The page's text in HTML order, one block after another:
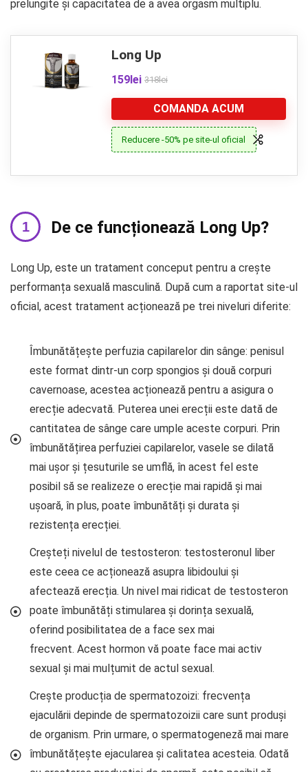
prelungite și capacitatea de a avea orgasm multiplu.
Long Up
159lei 318lei
COMANDA ACUM
Reducere -50% pe site-ul oficial
De ce funcționează Long Up?
Long Up, este un tratament conceput pentru a crește
performanța sexuală masculină. După cum a raportat site-ul
oficial, acest tratament acționează pe trei niveluri diferite:
Îmbunătățește perfuzia capilarelor din sânge: penisul
este format dintr-un corp spongios și două corpuri
cavernoase, acestea acționează pentru a asigura o
erecție adecvată. Puterea unei erecții este dată de
cantitatea de sânge care umple aceste corpuri. Prin
îmbunătățirea perfuziei capilarelor, vasele se dilată
mai ușor și țesuturile se umflă, în acest fel este
posibil să se realizeze o erecție mai rapidă și mai
ușoară, în plus, poate îmbunătăți și durata și
rezistența erecției.
Creșteți nivelul de testosteron: testosteronul liber
este ceea ce acționează asupra libidoului și
afectează erecția. Un nivel mai ridicat de testosteron
poate îmbunătăți stimularea și dorința sexuală,
oferind posibilitatea de a face sex mai
frecvent. Acest hormon vă poate face mai activ
sexual și mai mulțumit de actul sexual.
Crește producția de spermatozoizi: frecvența
ejaculării depinde de spermatozoizii care sunt produși
de organism. Prin urmare, o spermatogeneză mai mare
îmbunătățește ejacularea și calitatea acesteia. Odată